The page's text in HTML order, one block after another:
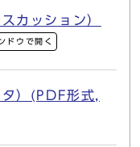
カッション）
ドウで開く
）(PDF形式,